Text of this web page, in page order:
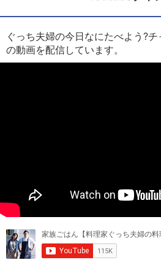
ぐっち夫婦の今日なにたべよう?
の動画を配信しています。